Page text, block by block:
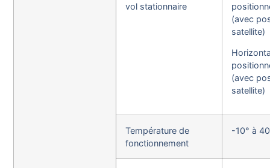
vol stationnaire
(avec
satellite)
(avec
satellite)
Température de
fonctionnement
-10° à